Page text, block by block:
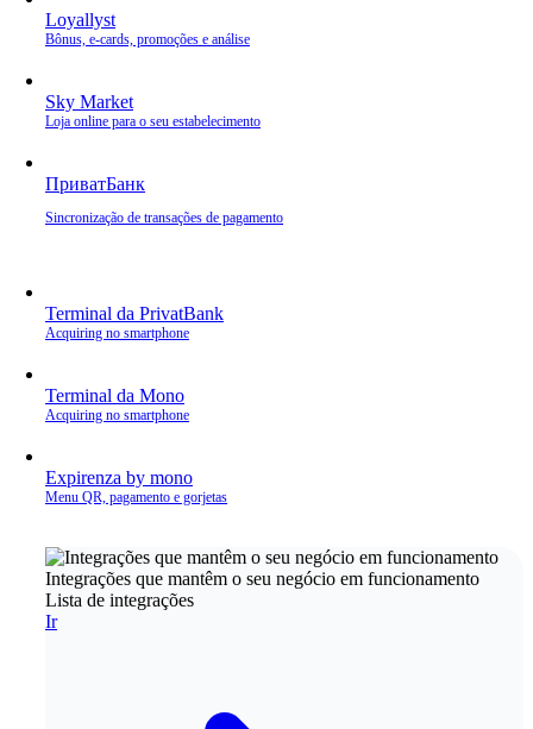
Loyallyst
Bônus, e‑cards, promoções e análise
Sky Market
Loja online para o seu estabelecimento
ПриватБанк
Sincronização de transações de pagamento
Terminal da PrivatBank
Acquiring no smartphone
Terminal da Mono
Acquiring no smartphone
Expirenza by mono
Menu QR, pagamento e gorjetas
Integrações que mantêm o seu negócio em funcionamento
Lista de integrações
Ir